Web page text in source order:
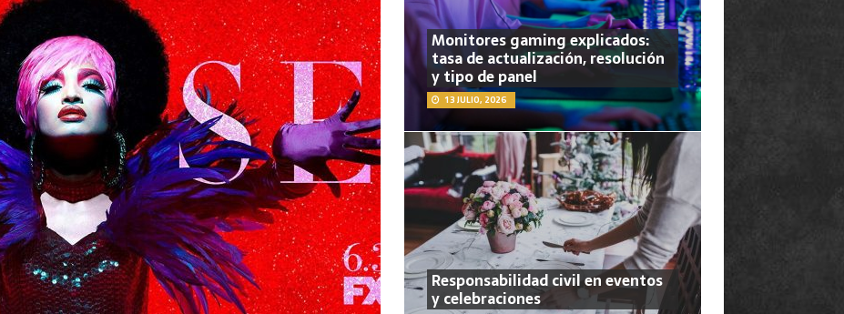
Monitores gaming explicados:
tasa de actualización, resolución
y tipo de panel
13 JULIO, 2026
Responsabilidad civil en eventos
y celebraciones